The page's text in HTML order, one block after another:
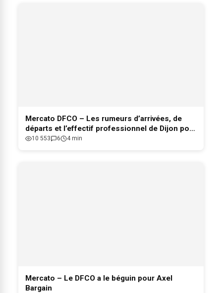
Mercato DFCO – Les rumeurs d’arrivées, de
départs et l’effectif professionnel de Dijon pour
2026-2027
10 553 6 4 min
Mercato – Le DFCO a le béguin pour Axel
Bargain